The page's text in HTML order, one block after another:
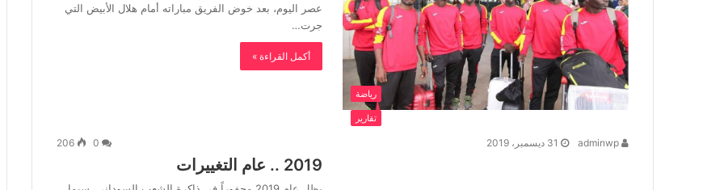
رياضة
عصر اليوم، بعد خوض الفريق مباراته أمام هلال الأبيض التي
جرت…
أكمل القراءة »
تقارير
31 ديسمبر، 2019 206
2019 .. عام التغييرات